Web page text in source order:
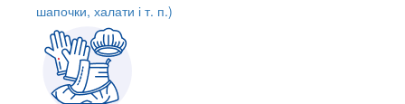
шапочки, халати і т. п.)